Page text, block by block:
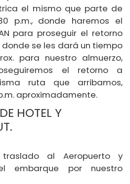
el mismo que parte de
p.m., donde haremos el
para proseguir el retorno
se les dará un tiempo
para nuestro almuerzo,
el retorno a
ruta que arribamos,
aproximadamente.
HOTEL Y
al Aeropuerto y
embarque por nuestro